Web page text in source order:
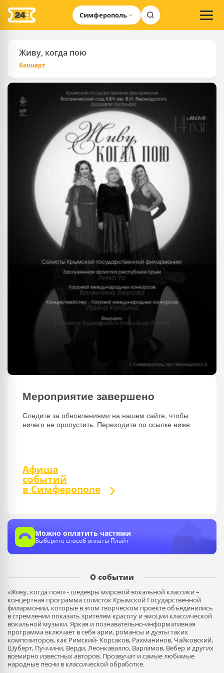
Симферополь
Живу, когда пою
Концерт
Мероприятие завершено
Следите за обновлениями на нашем сайте, чтобы
ничего не пропустить. Переходите по ссылке ниже
Афиша
событий
в Симферополе
Можно оплатить частями
Выберите способ оплаты Плайт
О событии
«Живу, когда пою» - шедевры мировой вокальной классики –
концертная программа солисток Крымской Государственной
филармонии, которые в этом творческом проекте объединились
в стремлении показать зрителям красоту и эмоции классической
вокальной музыки. Яркая и познавательно-информативная
программа включает в себя арии, романсы и дуэты таких
композиторов, как Римский- Корсаков, Рахманинов, Чайковский,
Шуберт, Пуччини, Верди, Леонкавалло, Варламов, Вебер и других
всемирно известных авторов. Прозвучат и самые любимые
народные песни в классической обработке.